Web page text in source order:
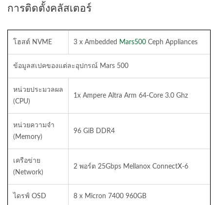
การติดตั้งคลัสเตอร์
โฮสต์ NVME 3 x Ambedded Mars500 Ceph Appliances
ข้อมูลสเปคของแต่ละอุปกรณ์ Mars 500
หน่วยประมวลผล
(CPU)
1x Ampere Altra Arm 64-Core 3.0 Ghz
หน่วยความจำ
(Memory)
96 GiB DDR4
เครือข่าย
(Network)
2 พอร์ต 25Gbps Mellanox ConnectX-6
ไดรฟ์ OSD 8 x Micron 7400 960GB